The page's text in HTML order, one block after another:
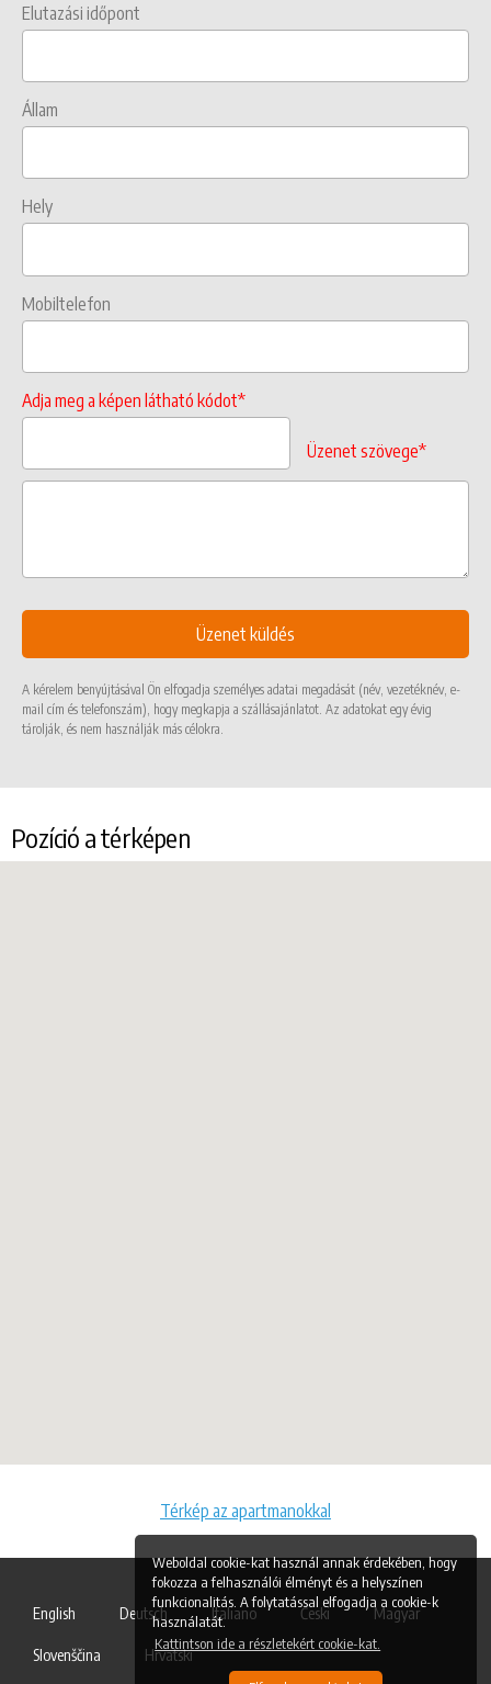
Weboldal cookie-kat használ annak érdekében, hogy
fokozza a felhasználói élményt és a helyszínen
funkcionalitás. A folytatással elfogadja a cookie-k
használatát.
Kattintson ide a részletekért cookie-kat.
Elutazási időpont
Állam
Hely
Mobiltelefon
Adja meg a képen látható kódot*
Üzenet szövege*
A kérelem benyújtásával Ön elfogadja személyes adatai megadását (név, vezetéknév, e-
mail cím és telefonszám), hogy megkapja a szállásajánlatot. Az adatokat egy évig
tárolják, és nem használják más célokra.
Pozíció a térképen
Térkép az apartmanokkal
English Deutsch Italiano Česki Magyar
Slovenščina Hrvatski